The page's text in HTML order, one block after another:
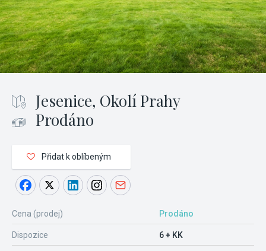
Jesenice, Okolí Prahy
Prodáno
Přidat k oblíbeným
Cena (prodej) Prodáno
Dispozice 6 + KK